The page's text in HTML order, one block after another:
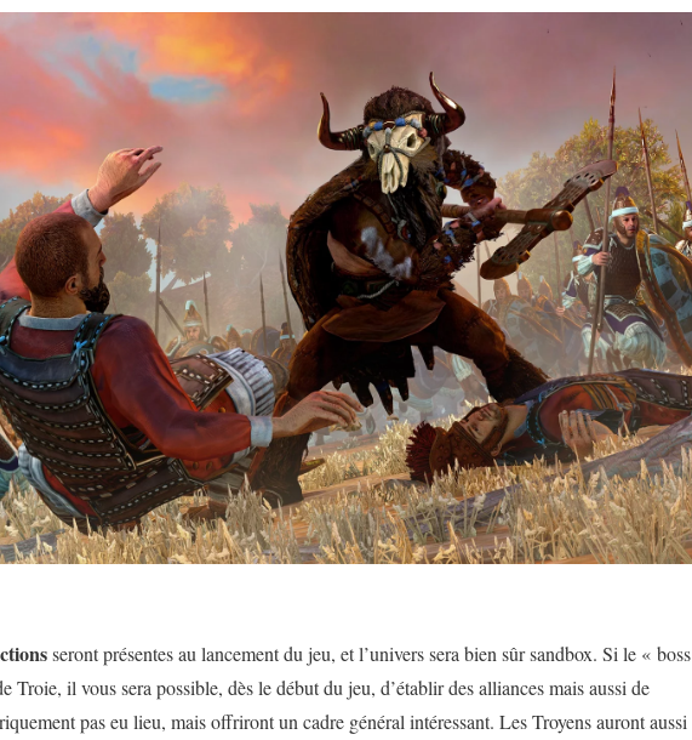
seront présentes au lancement du jeu, et l’univers sera bien sûr sandbox. Si le « boss
Troie, il vous sera possible, dès le début du jeu, d’établir des alliances mais aussi de
pas eu lieu, mais offriront un cadre général intéressant. Les Troyens auront aussi